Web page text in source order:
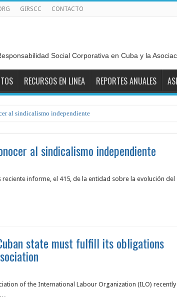
GIRSCC CONTACTO
Social Corporativa en Cuba y la
RECURSOS EN LINEA REPORTES ANUALES
al sindicalismo independiente
al sindicalismo independiente
informe, el 415, de la entidad sobre la evolución del
state must fulfill its obligations
of the International Labour Organization (ILO) recently
…